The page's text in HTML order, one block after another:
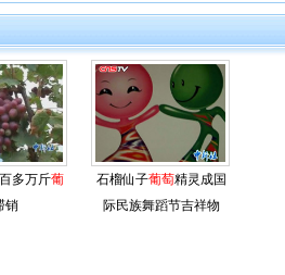
多万斤葡
销
石榴仙子葡萄精灵成国
际民族舞蹈节吉祥物